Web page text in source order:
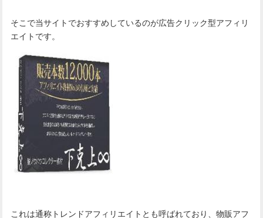
そこで当サイトでおすすめしているのが広告クリック型アフィリ
エイトです。
これは通称トレンドアフィリエイトとも呼ばれており、物販アフ